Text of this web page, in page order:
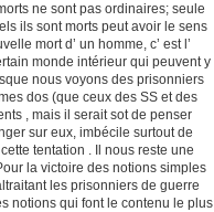
ne sont pas ordinaires; seule
ils sont morts peut avoir le sens
mort d’ un homme, c’ est l’
monde intérieur qui peuvent y
nous voyons des prisonniers
dos (que ceux des SS et des
, mais il serait sot de penser
sur eux, imbécile surtout de
tentation . Il nous reste une
la victoire des notions simples
les prisonniers de guerre
notions qui font le contenu le plus